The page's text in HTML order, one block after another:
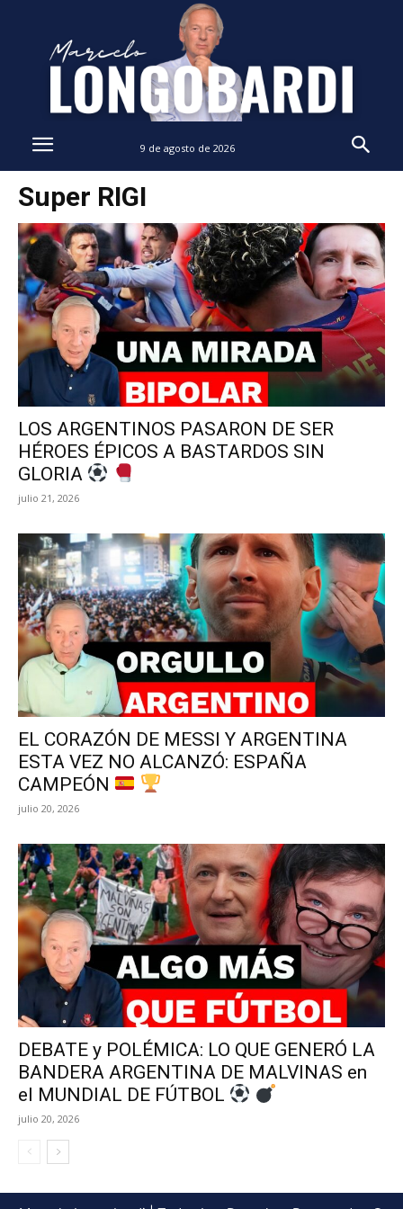
9 de agosto de 2026
Super RIGI
LOS ARGENTINOS PASARON DE SER
HÉROES ÉPICOS A BASTARDOS SIN
GLORIA
julio 21, 2026
EL CORAZÓN DE MESSI Y ARGENTINA
ESTA VEZ NO ALCANZÓ: ESPAÑA
CAMPEÓN
julio 20, 2026
DEBATE y POLÉMICA: LO QUE GENERÓ LA
BANDERA ARGENTINA DE MALVINAS en
el MUNDIAL DE FÚTBOL
julio 20, 2026